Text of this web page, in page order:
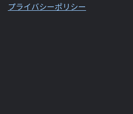
プライバシーポリシー